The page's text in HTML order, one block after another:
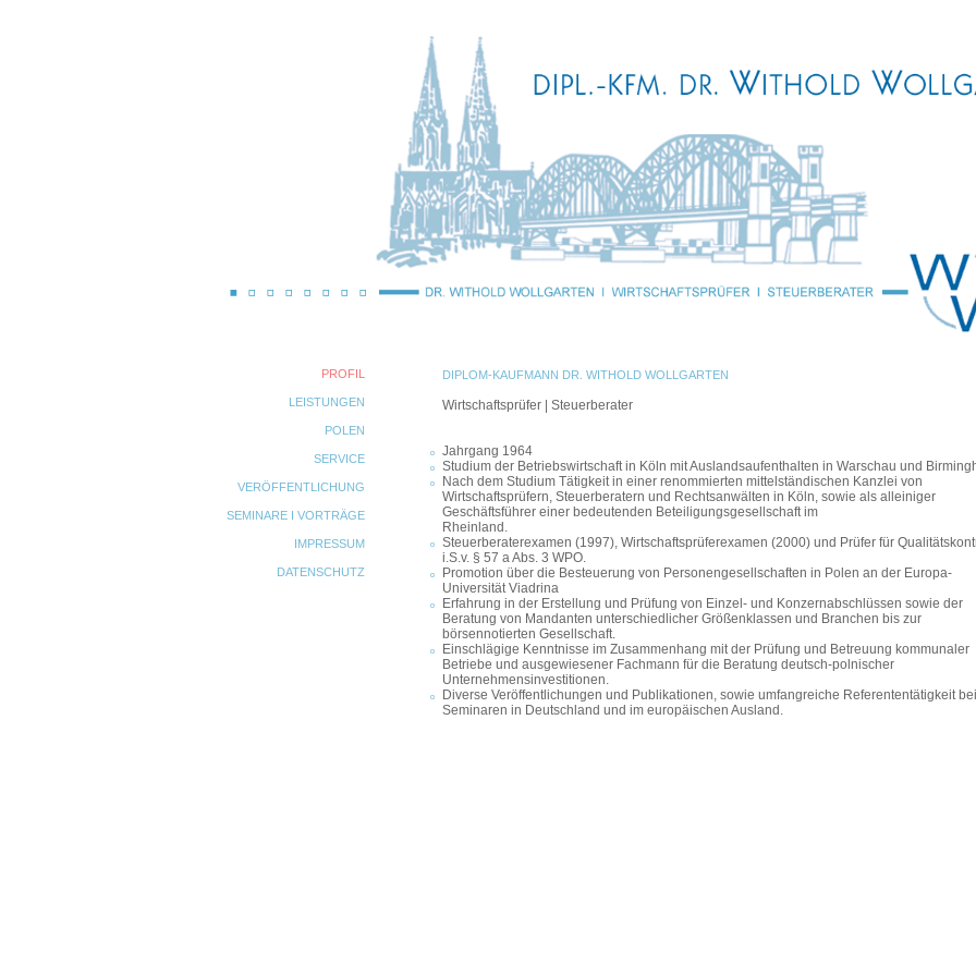
PROFIL
LEISTUNGEN
POLEN
SERVICE
VERÖFFENTLICHUNG
SEMINARE I VORTRÄGE
IMPRESSUM
DATENSCHUTZ
DIPLOM-KAUFMANN DR. WITHOLD WOLLGARTEN
Wirtschaftsprüfer | Steuerberater
Jahrgang 1964
Studium der Betriebswirtschaft in Köln mit Auslandsaufenthalten in Warschau und
Nach dem Studium Tätigkeit in einer renommierten mittelständischen Kanzlei von
Wirtschaftsprüfern, Steuerberatern und Rechtsanwälten in Köln, sowie als alleiniger
Geschäftsführer einer bedeutenden Beteiligungsgesellschaft im
Rheinland.
Steuerberaterexamen (1997), Wirtschaftsprüferexamen (2000) und Prüfer für
i.S.v. § 57 a Abs. 3 WPO.
Promotion über die Besteuerung von Personengesellschaften in Polen an der Europa-
Universität Viadrina
Erfahrung in der Erstellung und Prüfung von Einzel- und Konzernabschlüssen sowie der
Beratung von Mandanten unterschiedlicher Größenklassen und Branchen bis zur
börsennotierten Gesellschaft.
Einschlägige Kenntnisse im Zusammenhang mit der Prüfung und Betreuung kommunaler
Betriebe und ausgewiesener Fachmann für die Beratung deutsch-polnischer
Unternehmensinvestitionen.
Diverse Veröffentlichungen und Publikationen, sowie umfangreiche Referententätigkeit bei
Seminaren in Deutschland und im europäischen Ausland.